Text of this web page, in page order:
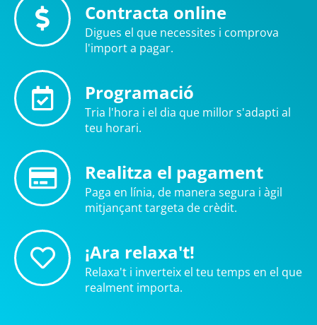
Contracta online
Digues el que necessites i comprova
l'import a pagar.
Programació
Tria l'hora i el dia que millor s'adapti al
teu horari.
Realitza el pagament
Paga en línia, de manera segura i àgil
mitjançant targeta de crèdit.
¡Ara relaxa't!
Relaxa't i inverteix el teu temps en el que
realment importa.